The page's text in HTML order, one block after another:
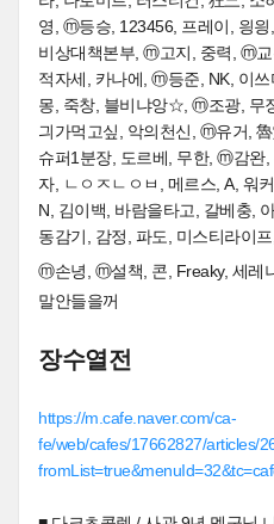
영, ⓜ등승, 123456, 프레이, 읭
비상대책본부, ⓜ고지, 중력, ⓜ교
적자세, 카나에, ⓜ등준, NK, 이
몽, 죽창, 블비냐앙☆, ⓜ조광, 무
긔가먹고싶, 악의천신, ⓜ유거,
슈퍼1분장, 도르베, 무한, ⓜ감완,
자, ㄴㅇㅈㄴㅇㅂ, 메르스, A, 워
N, 김이백, 바람을타고, 갈베충,
동감기, 감정, 파도, 미스티라이
ⓜ손녕, ⓜ설책, 콘, Freaky, 세레
말안들을꺼
장수열전
https://m.cafe.naver.com/ca-
fe/web/cafes/17662827/articles/